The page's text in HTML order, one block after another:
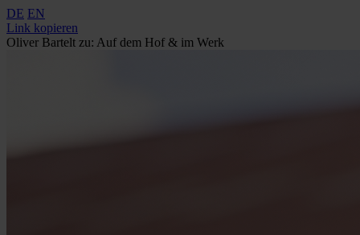
DE EN
Link kopieren
Oliver Bartelt zu: Auf dem Hof & im Werk